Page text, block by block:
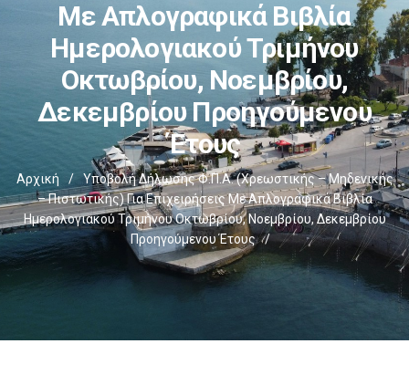
Με Απλογραφικά Βιβλία
Ημερολογιακού Τριμήνου
Οκτωβρίου, Νοεμβρίου,
Δεκεμβρίου Προηγούμενου
Έτους
Αρχική /
Υποβολή Δήλωσης Φ.Π.Α. (χρεωστικής – Μηδενικής
– Πιστωτικής) Για Επιχειρήσεις Με Απλογραφικά Βιβλία
Ημερολογιακού Τριμήνου Οκτωβρίου, Νοεμβρίου, Δεκεμβρίου
Προηγούμενου Έτους
/